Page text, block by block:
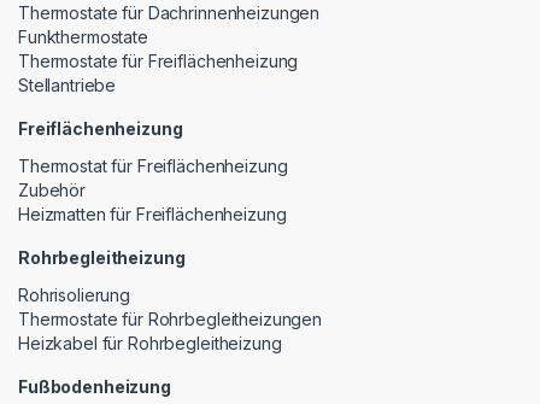
Thermostate für Dachrinnenheizungen
Funkthermostate
Thermostate für Freiflächenheizung
Stellantriebe
Freiflächenheizung
Thermostat für Freiflächenheizung
Zubehör
Heizmatten für Freiflächenheizung
Rohrbegleitheizung
Rohrisolierung
Thermostate für Rohrbegleitheizungen
Heizkabel für Rohrbegleitheizung
Fußbodenheizung